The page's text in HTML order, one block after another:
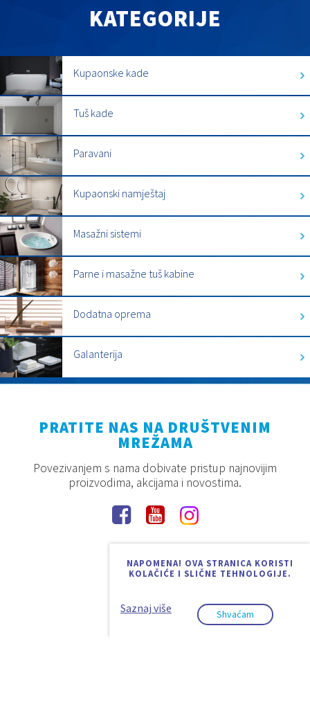
KATEGORIJE
Kupaonske kade
Tuš kade
Paravani
Kupaonski namještaj
Masažni sistemi
Parne i masažne tuš kabine
Dodatna oprema
Galanterija
NAPOMENA! OVA STRANICA KORISTI
KOLAČIĆE I SLIČNE TEHNOLOGIJE.
Saznaj više Shvaćam
PRATITE NAS NA DRUŠTVENIM
MREŽAMA
Povezivanjem s nama dobivate pristup najnovijim
proizvodima, akcijama i novostima.